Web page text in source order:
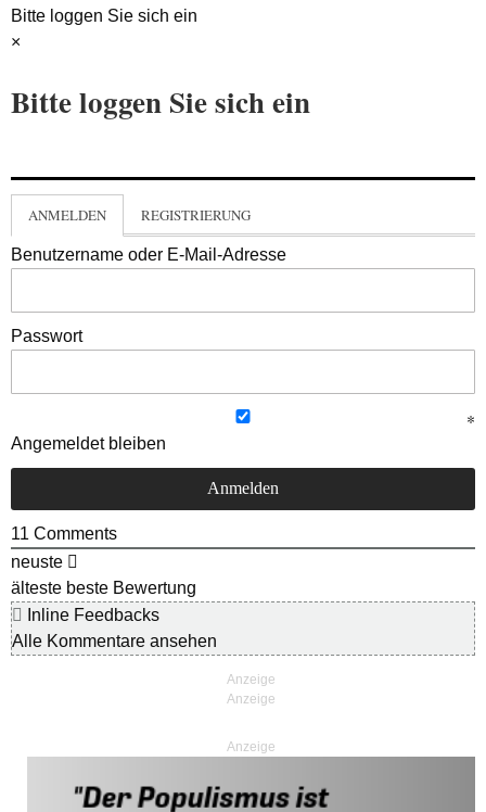
Bitte loggen Sie sich ein
×
Bitte loggen Sie sich ein
ANMELDEN REGISTRIERUNG
Benutzername oder E-Mail-Adresse
Passwort
Angemeldet bleiben
11 Comments
neuste
älteste beste Bewertung
Inline Feedbacks
Alle Kommentare ansehen
Anzeige